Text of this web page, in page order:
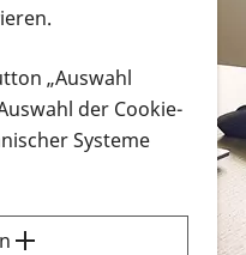
Infonmaterial
herunterladen
„Auswahl
der Cookie-
Systeme